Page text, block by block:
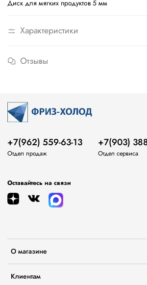
Диск для мягких продуктов 5 мм
Характеристики
Отзывы
О магазине
Клиентам
+7(962) 559-63-13
Отдел продаж
+7(903)
Отдел сервиса
Оставайтесь на связи